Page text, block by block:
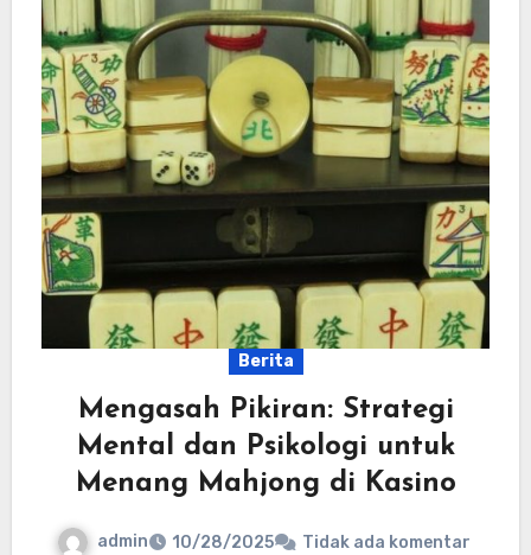
Berita
Mengasah Pikiran: Strategi
Mental dan Psikologi untuk
Menang Mahjong di Kasino
admin 10/28/2025 Tidak ada komentar